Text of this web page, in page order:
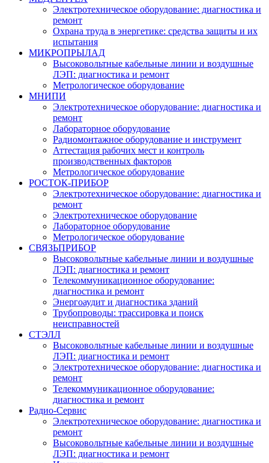
Электротехническое оборудование: диагностика и
ремонт
Охрана труда в энергетике: средства защиты и их
испытания
МИКРОПРЫЛАД
Высоковольтные кабельные линии и воздушные
ЛЭП: диагностика и ремонт
Метрологическое оборудование
МНИПИ
Электротехническое оборудование: диагностика и
ремонт
Лабораторное оборудование
Радиомонтажное оборудование и инструмент
Аттестация рабочих мест и контроль
производственных факторов
Метрологическое оборудование
РОСТОК-ПРИБОР
Электротехническое оборудование: диагностика и
ремонт
Электротехническое оборудование
Лабораторное оборудование
Метрологическое оборудование
СВЯЗЬПРИБОР
Высоковольтные кабельные линии и воздушные
ЛЭП: диагностика и ремонт
Телекоммуникационное оборудование:
диагностика и ремонт
Энергоаудит и диагностика зданий
Трубопроводы: трассировка и поиск
неисправностей
СТЭЛЛ
Высоковольтные кабельные линии и воздушные
ЛЭП: диагностика и ремонт
Электротехническое оборудование: диагностика и
ремонт
Телекоммуникационное оборудование:
диагностика и ремонт
Радио-Cервис
Электротехническое оборудование: диагностика и
ремонт
Высоковольтные кабельные линии и воздушные
ЛЭП: диагностика и ремонт